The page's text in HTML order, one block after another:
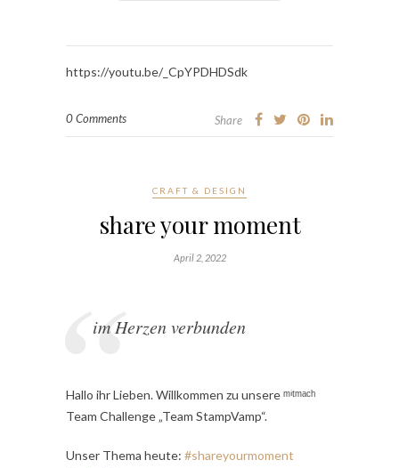
https://youtu.be/_CpYPDHDSdk
0 Comments Share
CRAFT & DESIGN
share your moment
April 2, 2022
im Herzen verbunden
Hallo ihr Lieben. Willkommen zu unsere ᵐⁱᵗᵐᵃᶜʰ
Team Challenge „Team StampVamp“.
Unser Thema heute: #shareyourmoment